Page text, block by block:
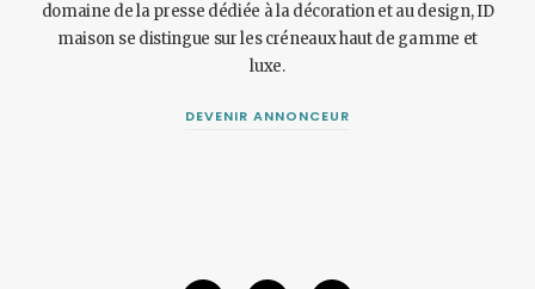
domaine de la presse dédiée à la décoration et au design, ID
maison se distingue sur les créneaux haut de gamme et
luxe.
DEVENIR ANNONCEUR